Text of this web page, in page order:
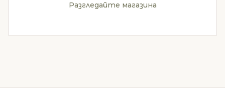
Разгледайте магазина